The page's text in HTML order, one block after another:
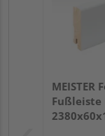
Fußleiste